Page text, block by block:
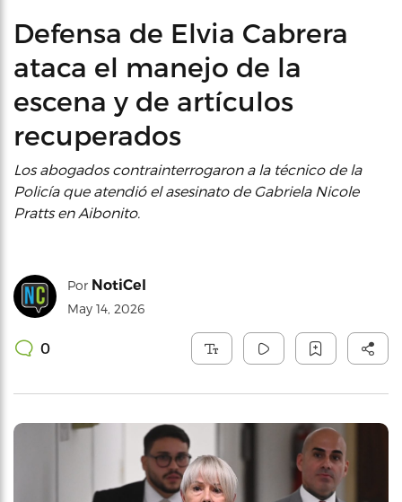
Defensa de Elvia Cabrera
ataca el manejo de la
escena y de artículos
recuperados
Los abogados contrainterrogaron a la técnico de la
Policía que atendió el asesinato de Gabriela Nicole
Pratts en Aibonito.
Por NotiCel
May 14, 2026
0